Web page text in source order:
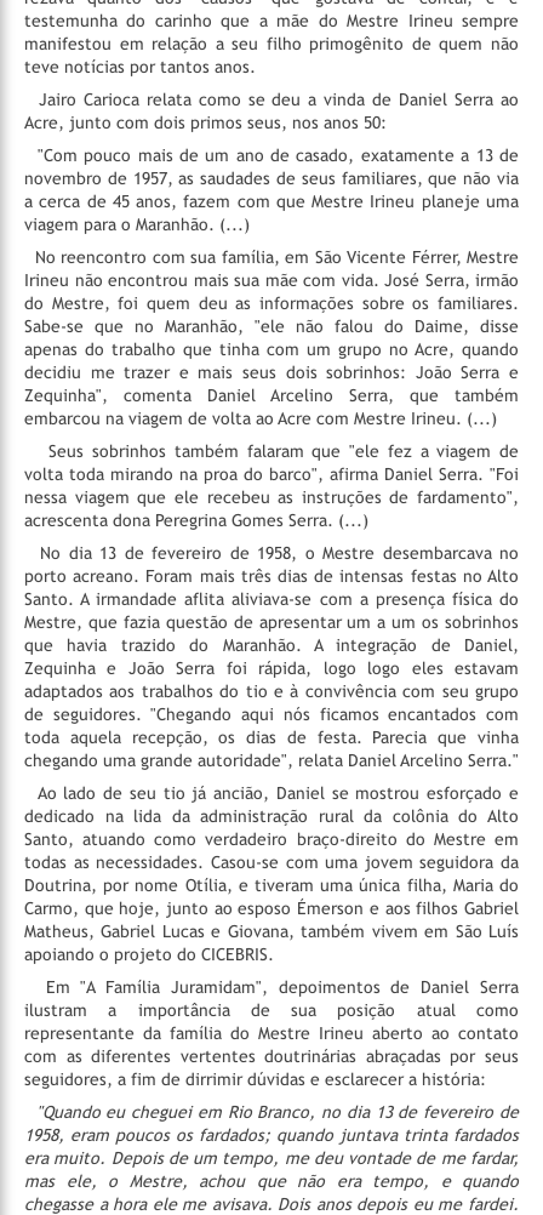
testemunha do carinho que a mãe do Mestre Irineu sempre
manifestou em relação a seu filho primogênito de quem não
teve notícias por tantos anos.
Jairo Carioca relata como se deu a vinda de Daniel Serra ao
Acre, junto com dois primos seus, nos anos 50:
"Com pouco mais de um ano de casado, exatamente a 13 de
novembro de 1957, as saudades de seus familiares, que não via
a cerca de 45 anos, fazem com que Mestre Irineu planeje uma
viagem para o Maranhão. (...)
No reencontro com sua família, em São Vicente Férrer, Mestre
Irineu não encontrou mais sua mãe com vida. José Serra, irmão
do Mestre, foi quem deu as informações sobre os familiares.
Sabe-se que no Maranhão, "ele não falou do Daime, disse
apenas do trabalho que tinha com um grupo no Acre, quando
decidiu me trazer e mais seus dois sobrinhos: João Serra e
Zequinha", comenta Daniel Arcelino Serra, que também
embarcou na viagem de volta ao Acre com Mestre Irineu. (...)
Seus sobrinhos também falaram que "ele fez a viagem de
volta toda mirando na proa do barco", afirma Daniel Serra. "Foi
nessa viagem que ele recebeu as instruções de fardamento",
acrescenta dona Peregrina Gomes Serra. (...)
No dia 13 de fevereiro de 1958, o Mestre desembarcava no
porto acreano. Foram mais três dias de intensas festas no Alto
Santo. A irmandade aflita aliviava-se com a presença física do
Mestre, que fazia questão de apresentar um a um os sobrinhos
que havia trazido do Maranhão. A integração de Daniel,
Zequinha e João Serra foi rápida, logo logo eles estavam
adaptados aos trabalhos do tio e à convivência com seu grupo
de seguidores. "Chegando aqui nós ficamos encantados com
toda aquela recepção, os dias de festa. Parecia que vinha
chegando uma grande autoridade", relata Daniel Arcelino Serra."
Ao lado de seu tio já ancião, Daniel se mostrou esforçado e
dedicado na lida da administração rural da colônia do Alto
Santo, atuando como verdadeiro braço-direito do Mestre em
todas as necessidades. Casou-se com uma jovem seguidora da
Doutrina, por nome Otília, e tiveram uma única filha, Maria do
Carmo, que hoje, junto ao esposo Émerson e aos filhos Gabriel
Matheus, Gabriel Lucas e Giovana, também vivem em São Luís
apoiando o projeto do CICEBRIS.
Em "A Família Juramidam", depoimentos de Daniel Serra
ilustram a importância de sua posição atual como
representante da família do Mestre Irineu aberto ao contato
com as diferentes vertentes doutrinárias abraçadas por seus
seguidores, a fim de dirrimir dúvidas e esclarecer a história:
"Quando eu cheguei em Rio Branco, no dia 13 de fevereiro de
1958, eram poucos os fardados; quando juntava trinta fardados
era muito. Depois de um tempo, me deu vontade de me fardar,
mas ele, o Mestre, achou que não era tempo, e quando
chegasse a hora ele me avisava. Dois anos depois eu me fardei.